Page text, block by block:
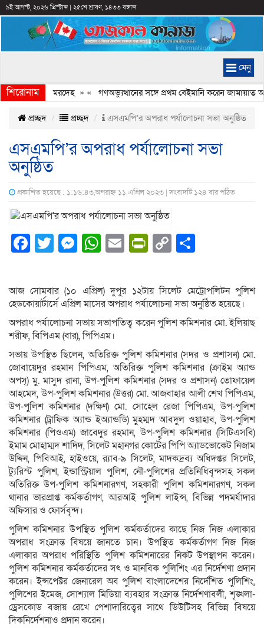
৯ই আগস্ট, ২০২৬ খ্রিস্টাব্দ| ২৫শে শ্রাবণ, ১৪৩৩ বঙ্গাব্দ
মেনু
শিরোনাম
কিশোরের মরদেহ» « গণঅভ্যুত্থানের সঙ্গে প্রথম বেইমানি করেন জামায়াত
প্রচ্ছদ প্রচ্ছদ এসএমপি’র অপরাধ পর্যালোচনা সভা অনুষ্ঠিত
এসএমপি’র অপরাধ পর্যালোচনা সভা
অনুষ্ঠিত
প্রকাশিত হয়েছে : ১:১৬:৪৩,অপরাহ্ন ১১ এপ্রিল ২০২৩ | সংবাদটি ১২৪ বার পঠিত
Facebook
Twitter
Messenger
WhatsApp
EmailPrintFriendly
Copy
আজ সোমবার (১০ এপ্রিল) দুপুর ১২টায় সিলেট মেট্রোপলিটন পুলিশ
হেডকোয়ার্টার্সে এপ্রিল মাসের অপরাধ পর্যালোচনা সভা অনুষ্ঠিত হয়েছে।
অপরাধ পর্যালোচনা সভায় সভাপতিত্ব করেন পুলিশ কমিশনার মো. ইলিয়াছ
শরীফ, বিপিএম (বার), পিপিএম।
সভায় উপস্থিত ছিলেন, অতিরিক্ত পুলিশ কমিশনার (সদর ও প্রশাসন) মো.
জোবায়েদুর রহমান পিপিএম, অতিরিক্ত পুলিশ কমিশনার (ক্রাইম অ্যান্ড
অপস্) মু. মাসুদ রানা, উপ-পুলিশ কমিশনার (সদর ও প্রশাসন) তোফায়েল
আহমেদ, উপ-পুলিশ কমিশনার (উত্তর) মো. আজবাহার আলী শেখ পিপিএম,
উপ-পুলিশ কমিশনার (দক্ষিণ) মো. সোহেল রেজা পিপিএম, উপ-পুলিশ
কমিশনার (ট্রাফিক অ্যান্ড ইঅ্যান্ডডি) মুহম্মদ আবদুল ওয়াহাব, উপ-পুলিশ
কমিশনার (পিওএম) জাবেদুর রহমান, উপ-পুলিশ কমিশনার (সিটিএসবি)
ইমাম মোহাম্মদ শাদিদ, সিলেট মহানগর কোর্টের পিপি অ্যাডভোকেট নিজাম
উদ্দিন, পিবিআই, হাইওয়ে, র‍্যাব-৯ সিলেট, মাদকদ্রব্য অধিদপ্তর সিলেট,
ট্যুরিস্ট পুলিশ, ইন্ডাস্ট্রিয়াল পুলিশ, নৌ-পুলিশের প্রতিনিধিবৃন্দসহ সকল
অতিরিক্ত উপ-পুলিশ কমিশনারগণ, সহকারী পুলিশ কমিশনারগণ, সকল
থানার ভারপ্রাপ্ত কর্মকর্তাগণ, আরআই পুলিশ লাইন্স, বিভিন্ন পদমর্যাদার
অফিসার ও ফোর্সবৃন্দ।
পুলিশ কমিশনার উপস্থিত পুলিশ কর্মকর্তাদের কাছে নিজ নিজ এলাকার
অপরাধ সংক্রান্ত বিষয়ে জানতে চান। উপস্থিত কর্মকর্তাগণ নিজ নিজ
এলাকার অপরাধ পরিস্থিতি পুলিশ কমিশনারের নিকট উপস্থাপন করেন।
পুলিশ কমিশনার কর্মকর্তাদের সৎ ‍ও মানবিক পুলিশিং এর নির্দেশণা প্রদান
করেন। ইন্সপেক্টর জেনারেল অব পুলিশ বাংলাদেশের নির্দেশিত পুলিশিং,
পুলিশের ইমেজ, সোশ্যাল মিডিয়া ব্যবহার সংক্রান্ত নির্দেশণাবলী, শৃঙ্খলা-
ড্রেসকোড বজায় রেখে পেশাদারিত্বের সাথে ডিউটিসহ বিভিন্ন বিষয়ে
দিকনির্দেশনাও প্রদান করেন।